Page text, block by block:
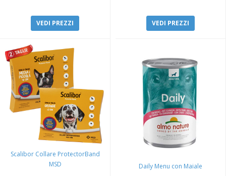
VEDI PREZZI VEDI PREZZI
Scalibor Collare ProtectorBand
MSD
Daily Menu con Maiale